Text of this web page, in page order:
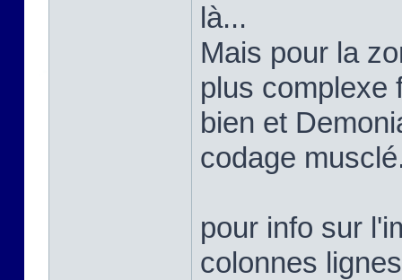
là...
Mais pour la
plus complexe
bien et
codage
pour info sur
colonnes